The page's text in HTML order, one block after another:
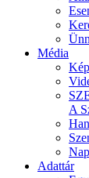
Média
A
Adattár